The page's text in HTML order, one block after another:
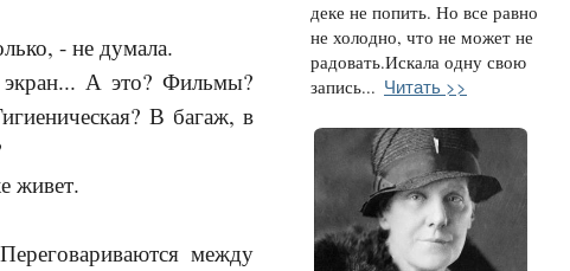
- не думала.
экран... А это? Фильмы?
В багаж, в
живет.
между
деке не попить. Но все равно
не холодно, что не может не
радовать.Искала одну свою
запись... Читать >>